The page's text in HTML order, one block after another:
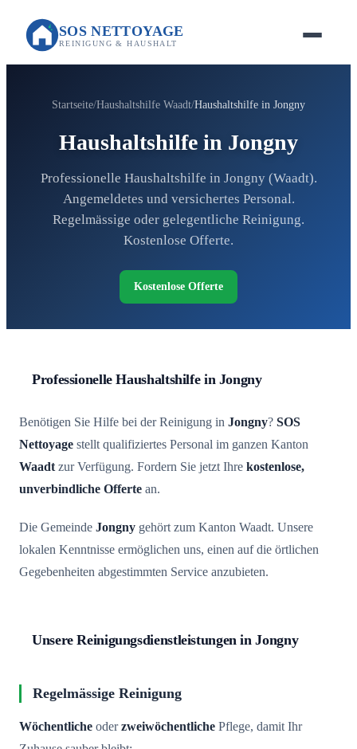
SOS NETTOYAGE
REINIGUNG & HAUSHALT
Startseite Haushaltshilfe Waadt Haushaltshilfe in Jongny
Haushaltshilfe in Jongny
Professionelle Haushaltshilfe in Jongny (Waadt).
Angemeldetes und versichertes Personal.
Regelmässige oder gelegentliche Reinigung.
Kostenlose Offerte.
Kostenlose Offerte
Professionelle Haushaltshilfe in Jongny
Benötigen Sie Hilfe bei der Reinigung in Jongny? SOS
Nettoyage stellt qualifiziertes Personal im ganzen Kanton
Waadtzur Verfügung. Fordern Sie jetzt Ihre kostenlose,
unverbindliche Offerte an.
Die Gemeinde Jongny gehört zum Kanton Waadt. Unsere
lokalen Kenntnisse ermöglichen uns, einen auf die örtlichen
Gegebenheiten abgestimmten Service anzubieten.
Unsere Reinigungsdienstleistungen in Jongny
Regelmässige Reinigung
Wöchentliche oderzweiwöchentliche Pflege, damit Ihr